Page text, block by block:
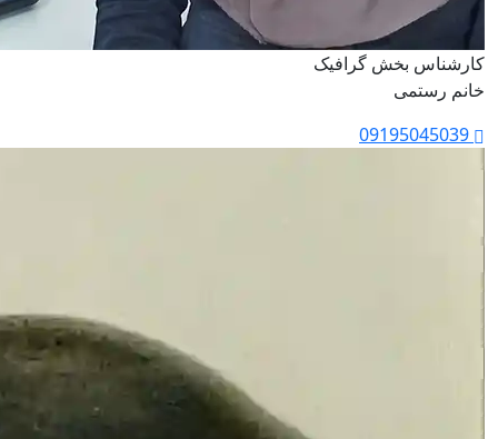
کارشناس بخش گرافیک
خانم رستمی